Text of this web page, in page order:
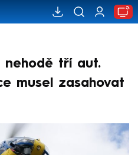
nehodě tří aut.
musel zasahovat